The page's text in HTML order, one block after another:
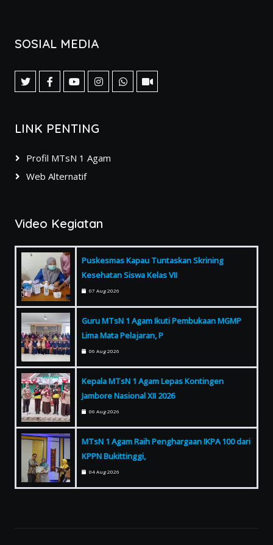
SOSIAL MEDIA
LINK PENTING
Profil MTsN 1 Agam
Web Alternatif
Video Kegiatan
Puskesmas Kapau Tuntaskan Skrining
Kesehatan Siswa Kelas VII
07 Aug 2026
Guru MTsN 1 Agam Ikuti Pembukaan MGMP
Lima Mata Pelajaran, P
06 Aug 2026
Kepala MTsN 1 Agam Lepas Kontingen
Jambore Nasional XII 2026
06 Aug 2026
MTsN 1 Agam Raih Penghargaan IKPA 100 dari
KPPN Bukittinggi,
04 Aug 2026